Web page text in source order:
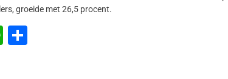
groeide met 26,5 procent.
W